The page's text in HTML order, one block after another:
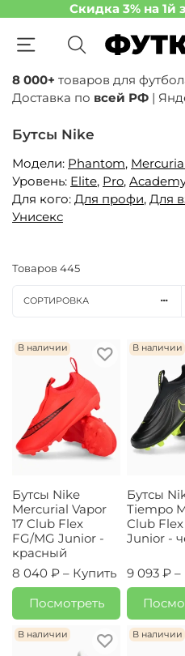
Скидка 3% на 1й
8 000+ товаров для
Доставка по всей РФ |
Бутсы Nike
Модели: Phantom,
Уровень: Elite, Pro, Academy
Для кого: Для профи, Для
Унисекс
Товаров 445
СОРТИРОВКА
В наличии
Бутсы Nike
Mercurial Vapor
17 Club Flex
FG/MG Junior -
красный
8 040 ₽ – Купить
Посмотреть
В наличии
Бутсы
Tiempo
Club
Junior -
9 093 ₽ –
В наличии В наличии